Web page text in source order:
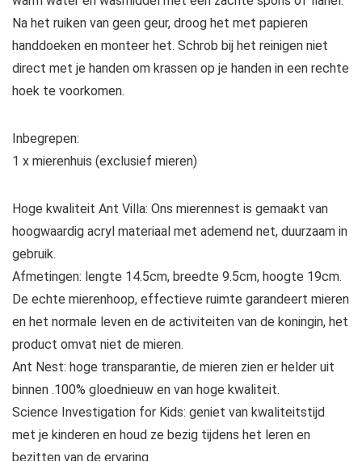
Na het ruiken van geen geur, droog het met papieren
handdoeken en monteer het. Schrob bij het reinigen niet
direct met je handen om krassen op je handen in een rechte
hoek te voorkomen.
Inbegrepen:
1 x mierenhuis (exclusief mieren)
Hoge kwaliteit Ant Villa: Ons mierennest is gemaakt van
hoogwaardig acryl materiaal met ademend net, duurzaam in
gebruik.
Afmetingen: lengte 14.5cm, breedte 9.5cm, hoogte 19cm.
De echte mierenhoop, effectieve ruimte garandeert mieren
en het normale leven en de activiteiten van de koningin, het
product omvat niet de mieren.
Ant Nest: hoge transparantie, de mieren zien er helder uit
binnen .100% gloednieuw en van hoge kwaliteit.
Science Investigation for Kids: geniet van kwaliteitstijd
met je kinderen en houd ze bezig tijdens het leren en
bezitten van de ervaring.